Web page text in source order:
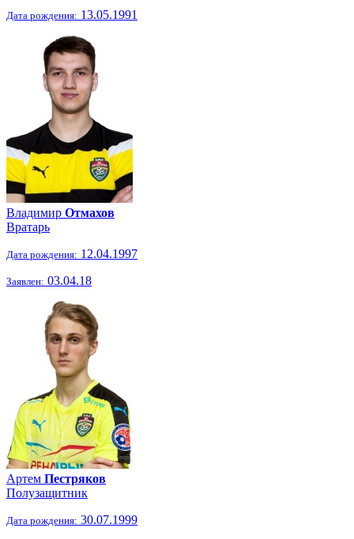
Дата рождения: 13.05.1991
Владимир Отмахов
Вратарь
Дата рождения: 12.04.1997
Заявлен: 03.04.18
Артем Пестряков
Полузащитник
Дата рождения: 30.07.1999